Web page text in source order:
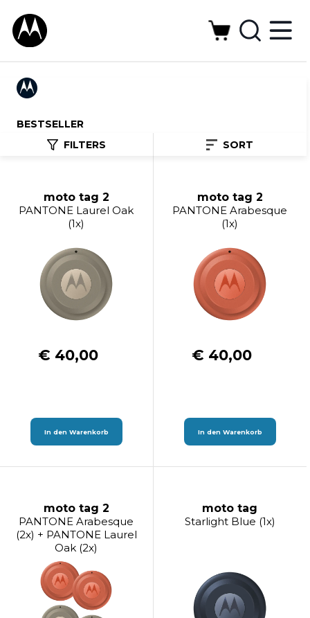
BESTSELLER
FILTERS
SORT
moto tag 2
PANTONE Laurel Oak
(1x)
€ 40,00
In den Warenkorb
moto tag 2
PANTONE Arabesque
(1x)
€ 40,00
In den Warenkorb
moto tag 2
PANTONE Arabesque
(2x) + PANTONE Laurel
Oak (2x)
moto tag
Starlight Blue (1x)